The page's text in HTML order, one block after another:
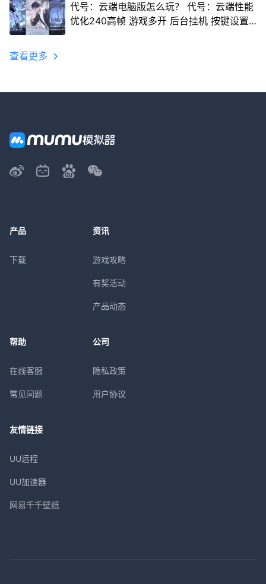
代号：云端电脑版怎么玩？ 代号：云端性能
优化240高帧 游戏多开 后台挂机 按键设置
查看更多
产品
下载
资讯
游戏攻略
有奖活动
产品动态
帮助
在线客服
常见问题
公司
隐私政策
用户协议
友情链接
UU远程
UU加速器
网易千千壁纸